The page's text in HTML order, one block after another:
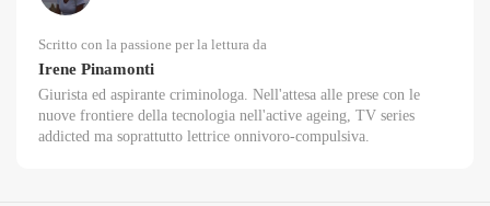
Scritto con la passione per la lettura da
Irene Pinamonti
Giurista ed aspirante criminologa. Nell'attesa alle prese con le
nuove frontiere della tecnologia nell'active ageing, TV series
addicted ma soprattutto lettrice onnivoro-compulsiva.